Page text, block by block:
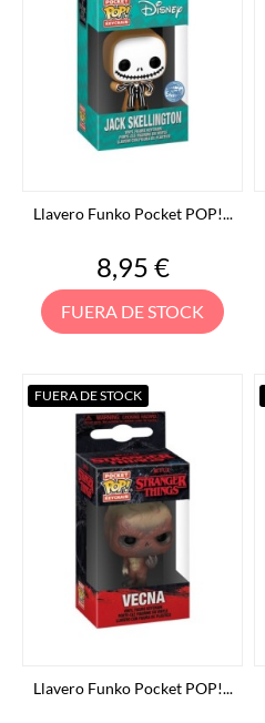
Llavero Funko Pocket POP!...
Precio
8,95 €
FUERA DE STOCK
Llavero Funko Pocket POP!...
FUERA DE STOCK